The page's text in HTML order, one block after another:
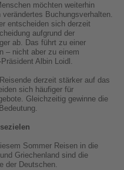
möchten weiterhin
Buchungsverhalten.
entscheiden sich derzeit
aufgrund der
ab. Das führt zu einer
– nicht aber zu einem
Albin Loidl.
derzeit stärker auf das
sich häufiger für
Gleichzeitig gewinne die
Sommer Reisen in die
Griechenland sind die
der Deutschen.